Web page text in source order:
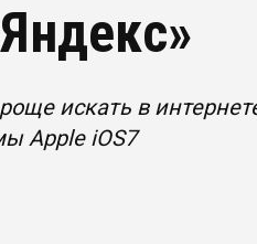
искать в
Apple iOS7